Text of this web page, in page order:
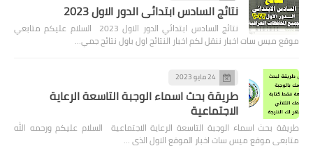
نتائج السادس ابتدائي الدور الاول 2023
نتائج السادس ابتدائي الدور الاول 2023 السلام عليكم متابعي
موقع ميس سات اخبار ننقل لكم اخبار النتائج اول باول نتائج جمي…
24 مايو 2023
طريقة بحث اسماء الوجبة التاسعة الرعاية
الاجتماعية
طريقة بحث اسماء الوجبة التاسعة الرعاية الاجتماعية السلام عليكم ورحمه الله
متابعي موقع ميس سات اخبار الموقع الاول الذي …